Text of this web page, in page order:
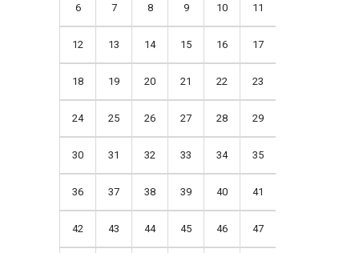
6 7 8 9 10 11
12 13 14 15 16 17
18 19 20 21 22 23
24 25 26 27 28 29
30 31 32 33 34 35
36 37 38 39 40 41
42 43 44 45 46 47